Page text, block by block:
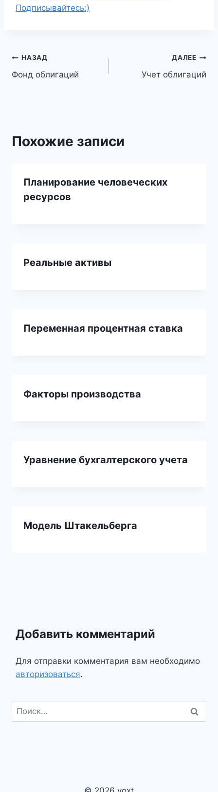
Подписывайтесь:)
Навигация
по
НАЗАД
Фонд облигаций
ДАЛЕЕ
Учет облигаций
Похожие записи
Планирование человеческих
ресурсов
Реальные активы
Переменная процентная ставка
Факторы производства
Уравнение бухгалтерского учета
Модель Штакельберга
Добавить комментарий
Для отправки комментария вам необходимо
авторизоваться.
Найти: